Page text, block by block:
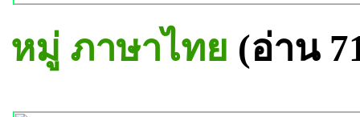
หมู่ ภาษาไทย (อ่าน